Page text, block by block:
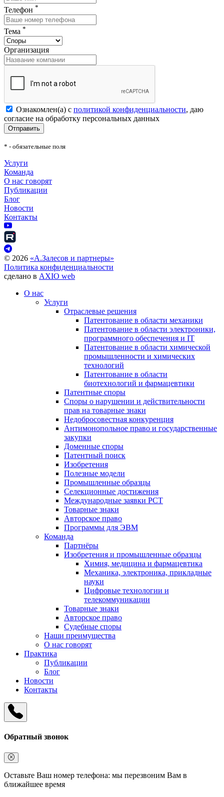
Телефон *
Тема *
Организация
Ознакомлен(а) с политикой конфиденциальности, даю
согласие на обработку персональных данных
Отправить
* - обязательные поля
Услуги
Команда
О нас говорят
Публикации
Блог
Новости
Контакты
© 2026 «А.Залесов и партнеры»
Политика конфиденциальности
сделано в AXIO web
О нас
Услуги
Отраслевые решения
Патентование в области механики
Патентование в области электроники,
программного обеспечения и IT
Патентование в области химической
промышленности и химических
технологий
Патентование в области
биотехнологий и фармацевтики
Патентные споры
Споры о нарушении и действительности
прав на товарные знаки
Недобросовестная конкуренция
Антимонопольное право и государственные
закупки
Доменные споры
Патентный поиск
Изобретения
Полезные модели
Промышленные образцы
Селекционные достижения
Международные заявки PCT
Товарные знаки
Авторское право
Программы для ЭВМ
Команда
Партнёры
Изобретения и промышленные образцы
Химия, медицина и фармацевтика
Механика, электроника, прикладные
науки
Цифровые технологии и
телекоммуникации
Товарные знаки
Авторское право
Судебные споры
Наши преимущества
О нас говорят
Практика
Публикации
Блог
Новости
Контакты
Обратный звонок
Оставьте Ваш номер телефона: мы перезвоним Вам в
ближайшее время